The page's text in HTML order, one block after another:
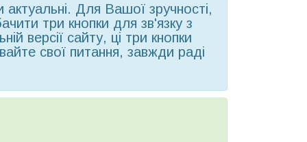
актуальні. Для Вашої зручності,
три кнопки для зв'язку з
версії сайту, ці три кнопки
свої питання, завжди раді